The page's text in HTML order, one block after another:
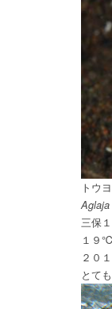
トウ
Aglaja
三保
１９℃
２０
とて